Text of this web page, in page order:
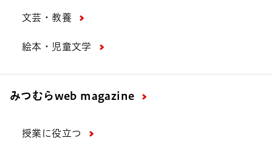
文芸・教養
絵本・児童文学
みつむらweb magazine
授業に役立つ